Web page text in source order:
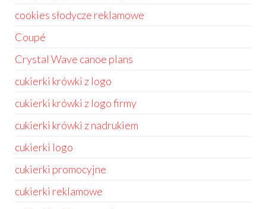
cookies słodycze reklamowe
Coupé
Crystal Wave canoe plans
cukierki krówki z logo
cukierki krówki z logo firmy
cukierki krówki z nadrukiem
cukierki logo
cukierki promocyjne
cukierki reklamowe